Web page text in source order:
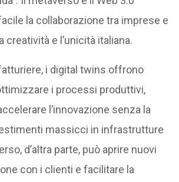
la collaborazione tra imprese e
creatività e l’unicità italiana.
i digital twins offrono
i processi produttivi,
l’innovazione senza la
massicci in infrastrutture
d’altra parte, può aprire nuovi
con i clienti e facilitare la